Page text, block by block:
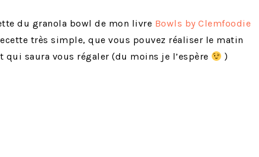
du granola bowl de mon livre Bowls by Clemfoodie
très simple, que vous pouvez réaliser le matin
saura vous régaler (du moins je l’espère
)